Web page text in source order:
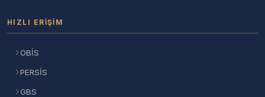
HIZLI ERIŞIM
OBİS
PERSİS
GBS